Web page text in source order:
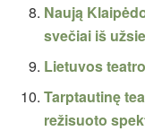
Naują
svečiai iš
Lietuvos
Tarptautinę
režisuoto